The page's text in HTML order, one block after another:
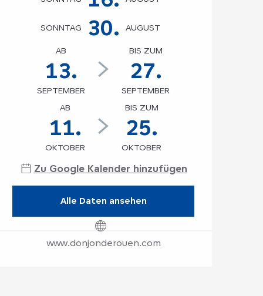
SONNTAG 30. AUGUST
AB
13.
SEPTEMBER
BIS ZUM
27.
SEPTEMBER
AB
11.
OKTOBER
BIS ZUM
25.
OKTOBER
Zu Google Kalender hinzufügen
Alle Daten ansehen
www.donjonderouen.com